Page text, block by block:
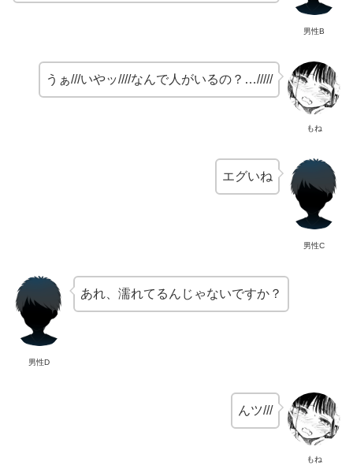
男性B
もね
うぁ///いやッ////なんで人がいるの？…/////
男性C
エグいね
男性D
あれ、濡れてるんじゃないですか？
もね
んツ///